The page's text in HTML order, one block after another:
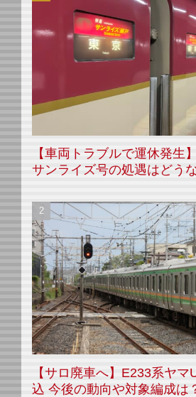
【車両トラブルで運休発生
サンライズ号の処遇はどう
【サロ廃車へ】E233系ヤ
込 今後の動向や対象編成は